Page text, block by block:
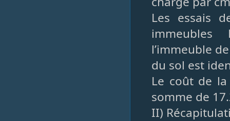
Les essais
l’immeuble
du sol est
Le coût de la
somme de
II)